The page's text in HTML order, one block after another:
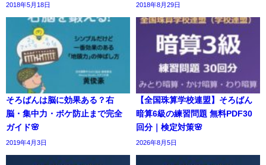
2018年5月18日 2018年8月29日
そろばんは脳に効果ある？右
脳・集中力・ボケ防止まで完全
ガイド🌸
2019年4月3日
【全国珠算学校連盟】そろばん
暗算6級の練習問題 無料PDF30
回分｜検定対策🌸
2026年8月5日